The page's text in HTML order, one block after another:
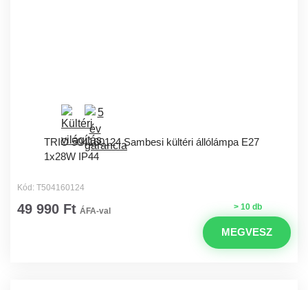
TRIO 504160124 Sambesi kültéri ​állólámpa E27
1x28W IP44
Kód: T504160124
> 10 db
49 990 Ft ÁFA-val
MEGVESZ